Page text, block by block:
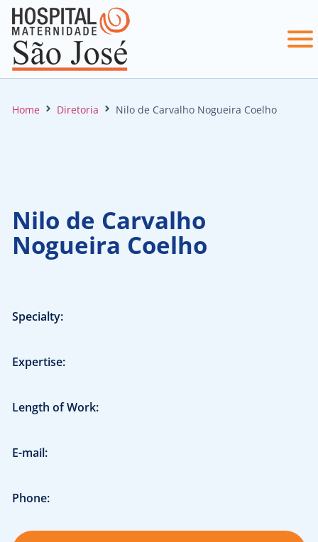
Home Diretoria Nilo de Carvalho Nogueira Coelho
Nilo de Carvalho
Nogueira Coelho
Specialty:
Expertise:
Length of Work:
E-mail:
Phone: